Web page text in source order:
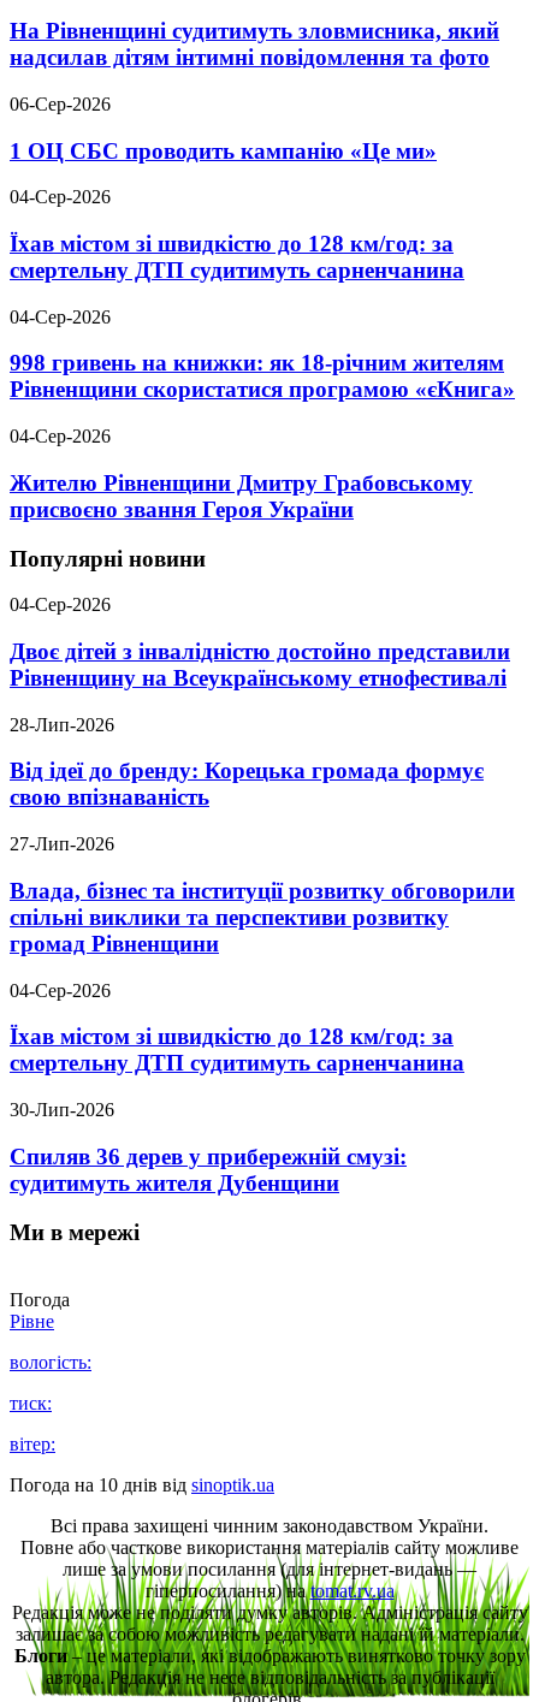
На Рівненщині судитимуть зловмисника, який
надсилав дітям інтимні повідомлення та фото
06-Сер-2026
1 ОЦ СБС проводить кампанію «Це ми»
04-Сер-2026
Їхав містом зі швидкістю до 128 км/год: за
смертельну ДТП судитимуть сарненчанина
04-Сер-2026
998 гривень на книжки: як 18-річним жителям
Рівненщини скористатися програмою «єКнига»
04-Сер-2026
Жителю Рівненщини Дмитру Грабовському
присвоєно звання Героя України
Популярні новини
04-Сер-2026
Двоє дітей з інвалідністю достойно представили
Рівненщину на Всеукраїнському етнофестивалі
28-Лип-2026
Від ідеї до бренду: Корецька громада формує
свою впізнаваність
27-Лип-2026
Влада, бізнес та інституції розвитку обговорили
спільні виклики та перспективи розвитку
громад Рівненщини
04-Сер-2026
Їхав містом зі швидкістю до 128 км/год: за
смертельну ДТП судитимуть сарненчанина
30-Лип-2026
Спиляв 36 дерев у прибережній смузі:
судитимуть жителя Дубенщини
Ми в мережі
Погода
Рівне
вологість:
тиск:
вітер:
Погода на 10 днів від sinoptik.ua
Всі права захищені чинним законодавством України.
Повне або часткове використання матеріалів сайту можливе
лише за умови посилання (для інтернет-видань —
гіперпосилання) наtomat.rv.ua
Редакція може не поділяти думку авторів. Адміністрація сайту
залишає за собою можливість редагувати надані їй матеріали.
Блоги– це матеріали, які відображають винятково точку зору
автора. Редакція не несе відповідальність за публікації